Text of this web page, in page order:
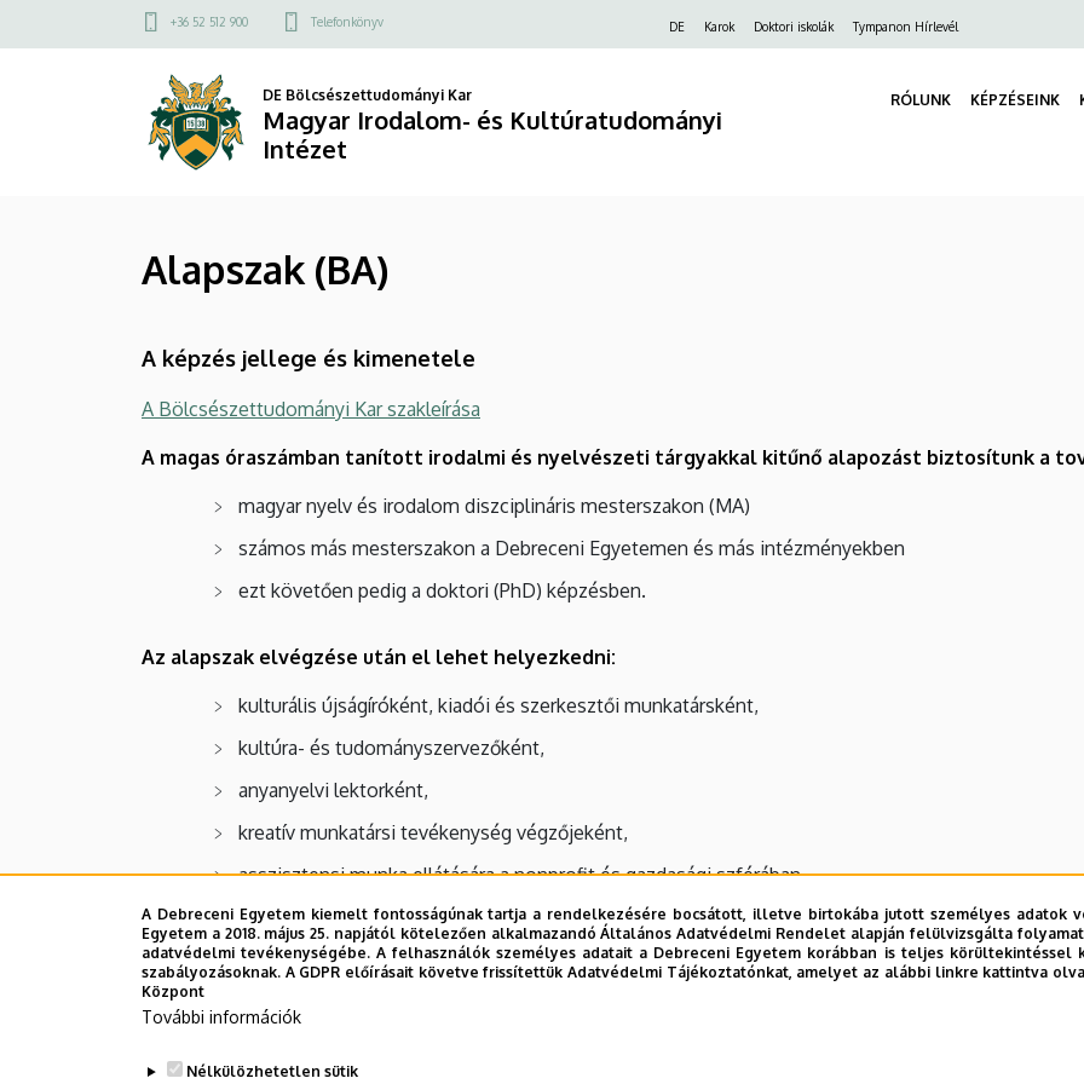
Alapszak
a
Felső
menü
+36 52 512 900 Telefonkönyv DE Karok Doktori iskolák Tympanon Hírlevél
DE Bölcsészettudományi Kar
Magyar Irodalom- és Kultúratudományi
Intézet
RÓLUNK KÉPZÉSEINK
Alapszak (BA)
A képzés jellege és kimenetele
A Bölcsészettudományi Kar szakleírása
A magas óraszámban tanított irodalmi és nyelvészeti tárgyakkal kitűnő alapozást biztosítunk a
magyar nyelv és irodalom diszciplináris mesterszakon (MA)
számos más mesterszakon a Debreceni Egyetemen és más intézményekben
ezt követően pedig a doktori (PhD) képzésben.
Az alapszak elvégzése után el lehet helyezkedni:
kulturális újságíróként, kiadói és szerkesztői munkatársként,
kultúra- és tudományszervezőként,
anyanyelvi lektorként,
kreatív munkatársi tevékenység végzőjeként,
asszisztensi munka ellátására a nonprofit és gazdasági szférában,
jól konvertálhatóak a megszerzett képességek és tudásanyag a humán és üzleti
munkakörökben.
Felvételi
A Debreceni Egyetem kiemelt fontosságúnak tartja a rendelkezésére bocsátott, illetve birtokába jutott személyes adatok
Egyetem a 2018. május 25. napjától kötelezően alkalmazandó Általános Adatvédelmi Rendelet alapján felülvizsgálta
adatvédelmi tevékenységébe. A felhasználók személyes adatait a Debreceni Egyetem korábban is teljes
szabályozásoknak. A GDPR előírásait követve frissítettük Adatvédelmi Tájékoztatónkat, amelyet az alábbi linkre kattintva
Központ
További információk
Nélkülözhetetlen sütik